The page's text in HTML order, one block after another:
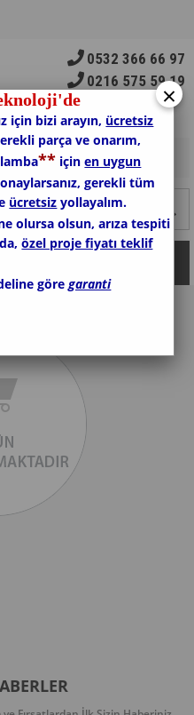
0532 366 66 97
0216 575 59 19
0 Ürün
×
için bizi arayın, ücretsiz
parça ve onarım,
** içinen uygun
gerekli tüm
ücretsiz yollayalım.
olursa olsun, arıza tespiti
özel proje fiyatı teklif
göregaranti